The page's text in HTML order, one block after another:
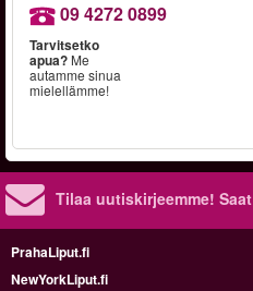
09 4272 0899
Tarvitsetko
apua? Me
autamme sinua
mielellämme!
Tilaa uutiskirjeemme!
PrahaLiput.fi
NewYorkLiput.fi